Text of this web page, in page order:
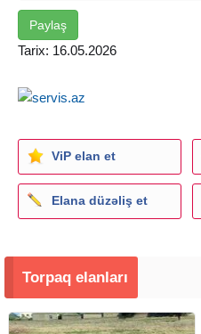
Paylaş
Tarix: 16.05.2026
ViP elan et
Elana düzəliş et
Torpaq elanları